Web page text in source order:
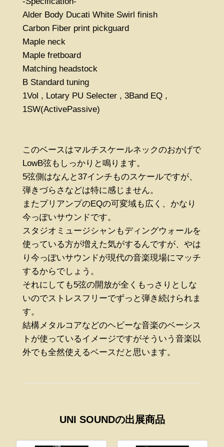
Alder Body Ducati White Swirl finish
Carbon Fiber print pickguard
Maple neck
Maple fretboard
Matching headstock
B Standard tuning
1Vol , Lotary PU Selecter , 3Band EQ ,
1SW(ActivePassive)
このベースはマルチスケールネックのおかげで
LowB弦もしっかりと鳴ります。
5弦側はなんと37インチものスケールですが、
弾きづらさなどは特に感じません。
またプリアンプのEQの可変域も広く、かなり
今っぽいサウンドです。
スタジオミュージシャンもディングウォールを
使っている方が増えた気がするんですが、やは
り今っぽいサウンドが現代の音楽現場にマッチ
するからでしょう。
それにしても5弦の開放が全くもっさりとしな
いのでストレスフリーでずっと弾き続けられま
す。
結構メタルコアなどのヘビーな音楽のベーシス
トが使っているイメージですがそういう音楽以
外でも全然使えるベースだと思います。
UNI SOUNDの出展商品